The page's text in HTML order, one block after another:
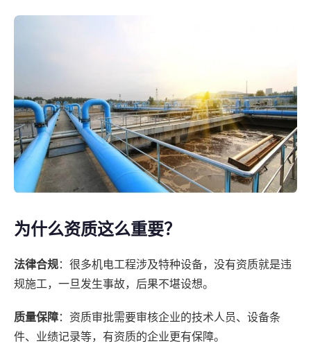
为什么资质这么重要？
法律合规：很多机电工程涉及特种设备，没有资质就是违
规施工，一旦发生事故，后果不堪设想。
质量保障：资质审批需要审核企业的技术人员、设备条
件、业绩记录等，有资质的企业更有保障。